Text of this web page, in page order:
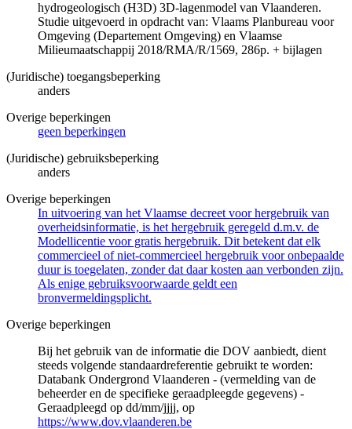
hydrogeologisch (H3D) 3D-lagenmodel van Vlaanderen.
Studie uitgevoerd in opdracht van: Vlaams Planbureau voor
Omgeving (Departement Omgeving) en Vlaamse
Milieumaatschappij 2018/RMA/R/1569, 286p. + bijlagen
(Juridische) toegangsbeperking
anders
Overige beperkingen
geen beperkingen
(Juridische) gebruiksbeperking
anders
Overige beperkingen
In uitvoering van het Vlaamse decreet voor hergebruik van
overheidsinformatie, is het hergebruik geregeld d.m.v. de
Modellicentie voor gratis hergebruik. Dit betekent dat elk
commercieel of niet-commercieel hergebruik voor onbepaalde
duur is toegelaten, zonder dat daar kosten aan verbonden zijn.
Als enige gebruiksvoorwaarde geldt een
bronvermeldingsplicht.
Overige beperkingen
Bij het gebruik van de informatie die DOV aanbiedt, dient
steeds volgende standaardreferentie gebruikt te worden:
Databank Ondergrond Vlaanderen - (vermelding van de
beheerder en de specifieke geraadpleegde gegevens) -
Geraadpleegd op dd/mm/jjjj, op
https://www.dov.vlaanderen.be